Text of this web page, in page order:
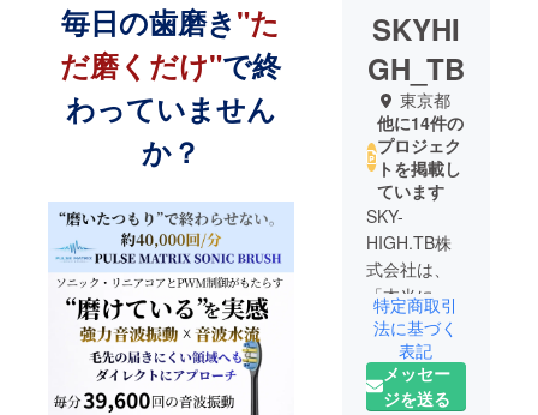
毎日の歯磨き"た
だ磨くだけ"で終
わっていません
か？
SKYHI
GH_TB
東京都
他に14件の
プロジェク
トを掲載し
ています
SKY-
HIGH.TB株
式会社は、
「本当に価
値あるプロ
ダクトを情
熱とともに
届ける」こ
特定商取引
法に基づく
表記
メッセー
ジを送る